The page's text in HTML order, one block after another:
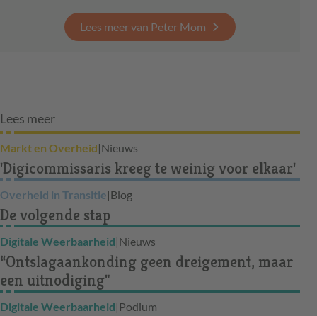
Lees meer van Peter Mom
Lees meer
Markt en Overheid|Nieuws
'Digicommissaris kreeg te weinig voor elkaar'
Overheid in Transitie|Blog
De volgende stap
Digitale Weerbaarheid|Nieuws
“Ontslagaankonding geen dreigement, maar
een uitnodiging"
Digitale Weerbaarheid|Podium